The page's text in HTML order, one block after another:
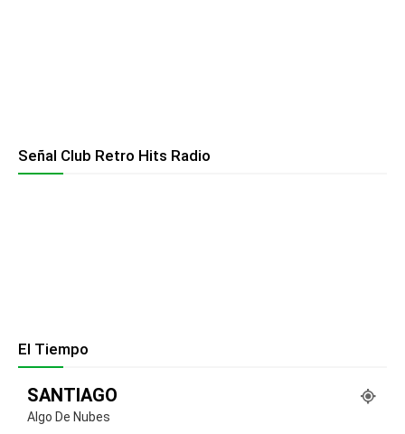
Señal Club Retro Hits Radio
El Tiempo
SANTIAGO
Algo De Nubes